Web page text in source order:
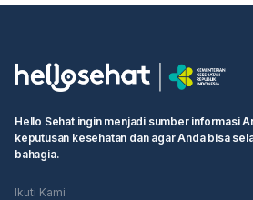
Hello Sehat ingin menjadi sumber informasi
keputusan kesehatan dan agar Anda bisa
bahagia.
Ikuti Kami